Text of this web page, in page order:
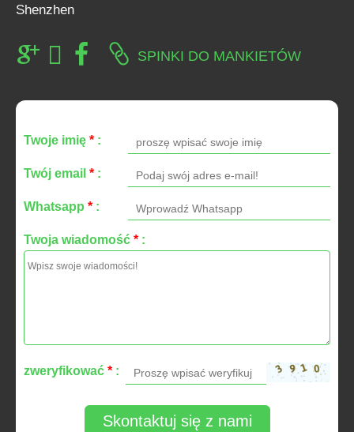
Shenzhen
SPINKI DO MANKIETÓW
Twoje imię * :
Twój email * :
Whatsapp * :
Twoja wiadomość * :
zweryfikować * :
Skontaktuj się z nami